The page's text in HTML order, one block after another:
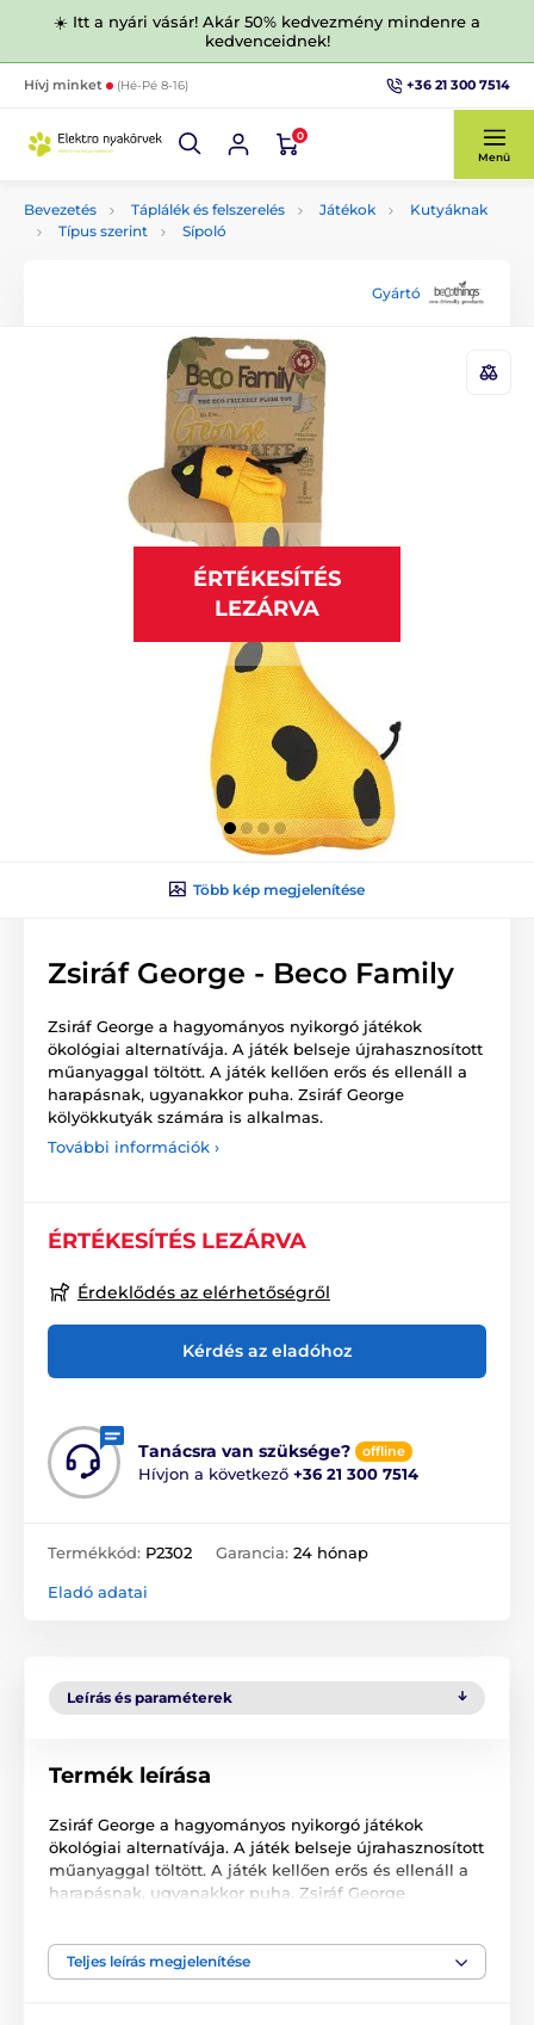
☀️ Itt a nyári vásár! Akár 50% kedvezmény mindenre a
kedvenceidnek!
Hívj minket (Hé-Pé 8-16) +36 21 300 7514
0
Menü
Bevezetés Táplálék és felszerelés Játékok
Kutyáknak
Típus szerint
Sípoló
Gyártó
ÉRTÉKESÍTÉS
LEZÁRVA
Több kép megjelenítése
Zsiráf George - Beco Family
Zsiráf George a hagyományos nyikorgó játékok
ökológiai alternatívája. A játék belseje újrahasznosított
műanyaggal töltött. A játék kellően erős és ellenáll a
harapásnak, ugyanakkor puha. Zsiráf George
kölyökkutyák számára is alkalmas.
További információk ›
ÉRTÉKESÍTÉS LEZÁRVA
Érdeklődés az elérhetőségről
Kérdés az eladóhoz
Tanácsra van szüksége? offline
Hívjon a következő +36 21 300 7514
Termékkód: P2302 Garancia: 24 hónap
Eladó adatai
Leírás és paraméterek
Termék leírása
Zsiráf George a hagyományos nyikorgó játékok
ökológiai alternatívája. A játék belseje újrahasznosított
műanyaggal töltött. A játék kellően erős és ellenáll a
harapásnak, ugyanakkor puha. Zsiráf George
Mérete: S (17 cm) és M (26 cm)
Teljes leírás megjelenítése